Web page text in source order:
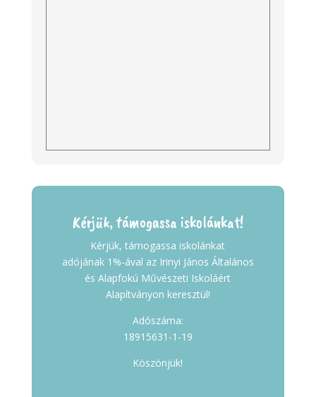
Kérjük, támogassa iskolánkat!
Kérjük, támogassa iskolánkat
adójának 1%-ával az Irinyi János Általános
és Alapfokú Művészeti Iskoláért
Alapítványon keresztül!
Adószáma:
18915631-1-19
Köszönjük!